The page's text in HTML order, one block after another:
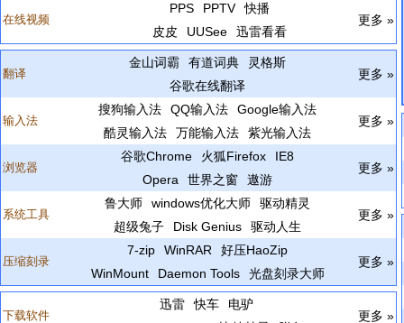
在线视频
PPS PPTV
快播
皮皮
UUSee 迅雷看看
更多 »
翻译
金山词霸 有道词典
灵格斯
谷歌在线翻译
更多 »
输入法
搜狗输入法 QQ输入法
Google输入法
酷灵输入法
万能输入法 紫光输入法
更多 »
浏览器
谷歌Chrome 火狐Firefox
IE8
Opera
世界之窗 遨游
更多 »
系统工具
鲁大师 windows优化大师
驱动精灵
超级兔子
Disk Genius 驱动人生
更多 »
压缩刻录
7-zip WinRAR
好压HaoZip
WinMount
Daemon Tools 光盘刻录大师
更多 »
下载软件
迅雷 快车
电驴
更多 »